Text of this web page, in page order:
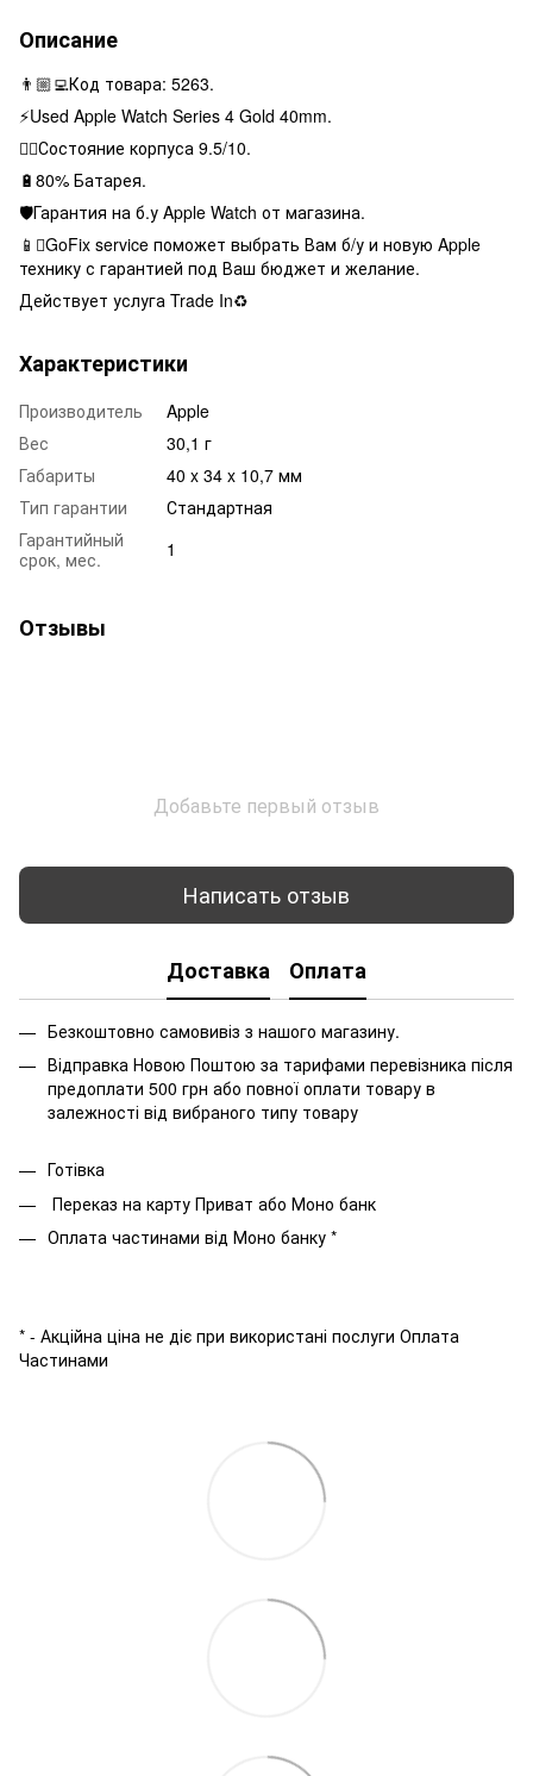
Описание
👨🏼‍💻Код товара: 5263.
⚡️Used Apple Watch Series 4 Gold 40mm.
👌🏻Состояние корпуса 9.5/10.
🔋80% Батарея.
🛡Гарантия на б.у Apple Watch от магазина.
📱GoFix service поможет выбрать Вам б/у и новую Apple
технику с гарантией под Ваш бюджет и желание.
Действует услуга Trade In♻️
Характеристики
Производитель
Apple
Вес
30,1 г
Габариты
40 x 34 x 10,7 мм
Тип гарантии
Стандартная
Гарантийный
срок, мес.
1
Отзывы
Добавьте первый отзыв
Написать отзыв
Доставка Оплата
Безкоштовно самовивіз з нашого магазину.
Відправка Новою Поштою за тарифами перевізника після
предоплати 500 грн або повної оплати товару в
залежності від вибраного типу товару
Готівка
Переказ на карту Приват або Моно банк
Оплата частинами від Моно банку *
* - Акційна ціна не діє при використані послуги Оплата
Частинами